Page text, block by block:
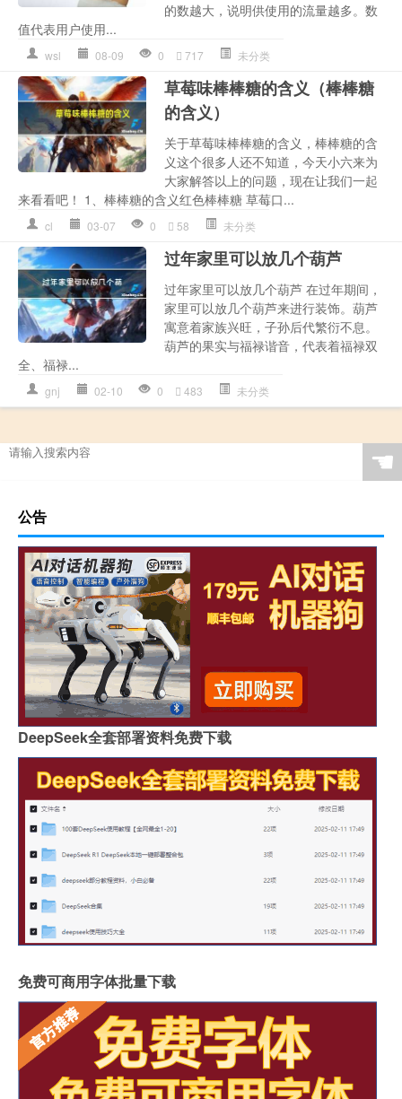
的数越大，说明供使用的流量越多。数
值代表用户使用...
wsl 08-09 0 717 未分类
草莓味棒棒糖的含义（棒棒糖
的含义）
关于草莓味棒棒糖的含义，棒棒糖的含
义这个很多人还不知道，今天小六来为
大家解答以上的问题，现在让我们一起
来看看吧！ 1、棒棒糖的含义红色棒棒糖 草莓口...
cl 03-07 0 58 未分类
过年家里可以放几个葫芦
过年家里可以放几个葫芦 在过年期间，
家里可以放几个葫芦来进行装饰。葫芦
寓意着家族兴旺，子孙后代繁衍不息。
葫芦的果实与福禄谐音，代表着福禄双
全、福禄...
gnj 02-10 0 483 未分类
☚
公告
DeepSeek全套部署资料免费下载
免费可商用字体批量下载